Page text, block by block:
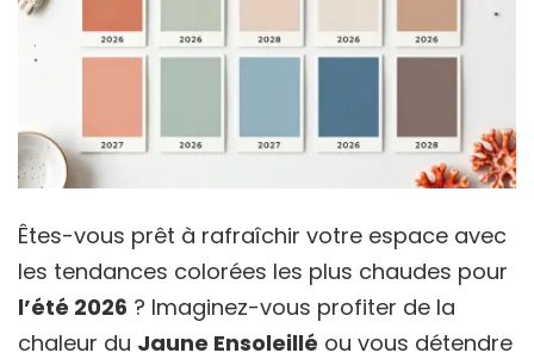
Êtes-vous prêt à rafraîchir votre espace avec
les tendances colorées les plus chaudes pour
l’été 2026 ? Imaginez-vous profiter de la
chaleur du Jaune Ensoleillé ou vous détendre